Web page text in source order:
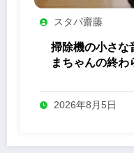
スタパ齋藤
掃除機の小さ
まちゃんの終わ
2026年8月5日